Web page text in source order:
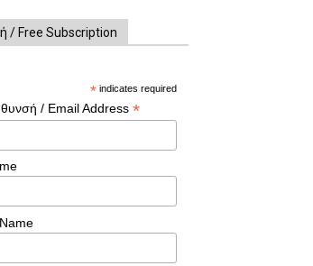
/ Free Subscription
* indicates required
/ Email Address *